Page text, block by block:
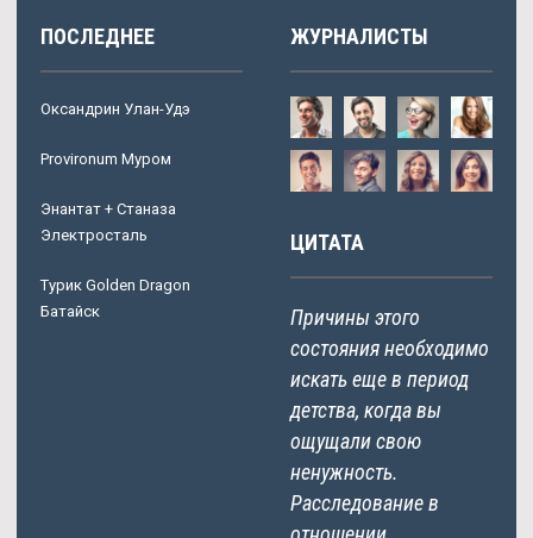
ПОСЛЕДНЕЕ
Оксандрин Улан-Удэ
Provironum Муром
Энантат + Станаза
Электросталь
Турик Golden Dragon
Батайск
ЖУРНАЛИСТЫ
ЦИТАТА
Причины этого
состояния необходимо
искать еще в период
детства, когда вы
ощущали свою
ненужность.
Расследование в